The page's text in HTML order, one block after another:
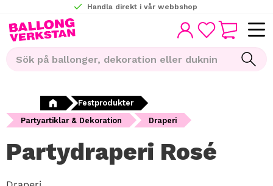
Meny
Handla direkt i vår webbshop
FAVORITER
KUNDVAGN
Festprodukter
Partyartiklar & Dekoration
Draperi
Partydraperi Rosé